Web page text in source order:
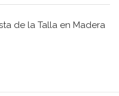
de la Talla en Madera